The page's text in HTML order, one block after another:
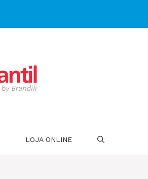
LOJA ONLINE